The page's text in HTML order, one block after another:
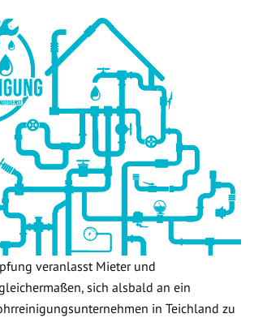
veranlasst Mieter und
sich alsbald an ein
in Teichland zu